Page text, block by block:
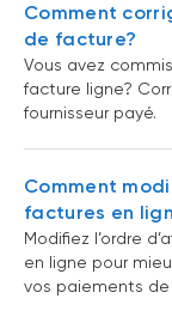
Comment
de facture?
Vous avez
facture ligne?
fournisseur payé.
Comment
factures en
Modifiez l’ordre
en ligne pour
vos paiements de